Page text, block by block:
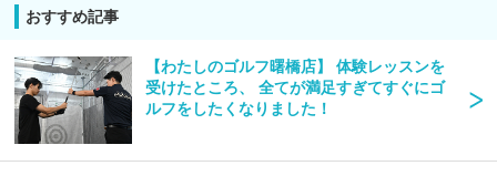
おすすめ記事
【わたしのゴルフ曙橋店】 体験レッスンを
受けたところ、 全てが満足すぎてすぐにゴ
ルフをしたくなりました！